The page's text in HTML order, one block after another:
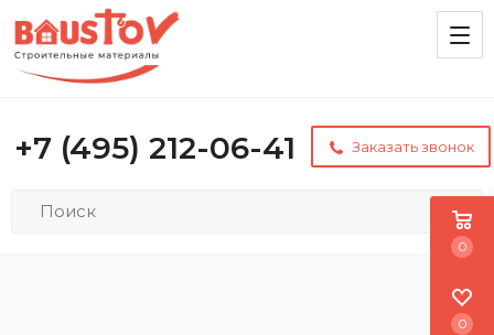
+7 (495) 212-06-41 Заказать звонок
0
0